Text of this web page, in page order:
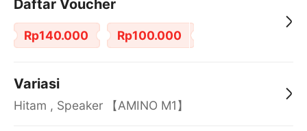
Daftar Voucher
Rp140.000 Rp100.000
Variasi
Hitam , Speaker 【AMINO M1】